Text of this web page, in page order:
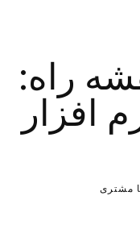
راه:
افزار
مشتری